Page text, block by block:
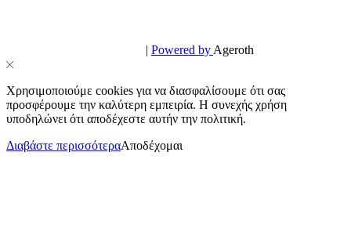
| Powered by Ageroth
Χρησιμοποιούμε cookies για να διασφαλίσουμε ότι σας
προσφέρουμε την καλύτερη εμπειρία. Η συνεχής χρήση
υποδηλώνει ότι αποδέχεστε αυτήν την πολιτική.
Διαβάστε περισσότεραΑποδέχομαι